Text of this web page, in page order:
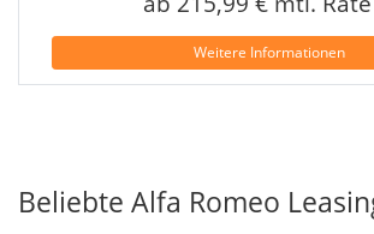
Weitere Informationen
Beliebte Alfa Romeo